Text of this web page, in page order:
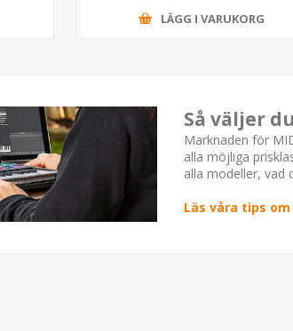
LÄGG I VARUKORG
Så väljer
Marknaden för
alla möjliga
alla modeller, vad
Läs våra tips